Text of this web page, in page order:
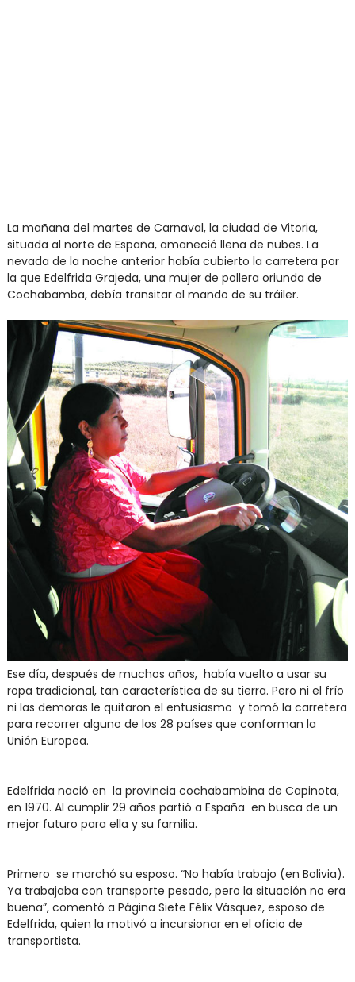
La mañana del martes de Carnaval, la ciudad de Vitoria,
situada al norte de España, amaneció llena de nubes. La
nevada de la noche anterior había cubierto la carretera por
la que Edelfrida Grajeda, una mujer de pollera oriunda de
Cochabamba, debía transitar al mando de su tráiler.
Ese día, después de muchos años, había vuelto a usar su
ropa tradicional, tan característica de su tierra. Pero ni el frío
ni las demoras le quitaron el entusiasmo y tomó la carretera
para recorrer alguno de los 28 países que conforman la
Unión Europea.
Edelfrida nació en la provincia cochabambina de Capinota,
en 1970. Al cumplir 29 años partió a España en busca de un
mejor futuro para ella y su familia.
Primero se marchó su esposo. “No había trabajo (en Bolivia).
Ya trabajaba con transporte pesado, pero la situación no era
buena”, comentó a Página Siete Félix Vásquez, esposo de
Edelfrida, quien la motivó a incursionar en el oficio de
transportista.